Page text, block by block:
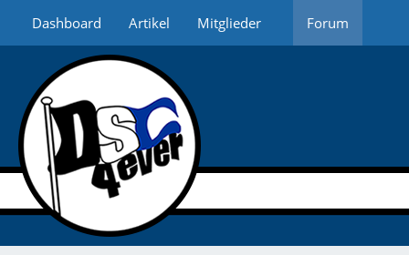
Dashboard Artikel Mitglieder Forum